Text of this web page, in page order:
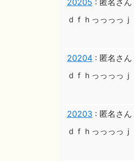
20205 : 匿名さん
ｄｆｈっっっっ
20204 : 匿名さん
ｄｆｈっっっっ
20203 : 匿名さん
ｄｆｈっっっっ